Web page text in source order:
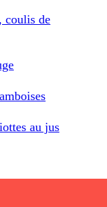
coulis de
au jus